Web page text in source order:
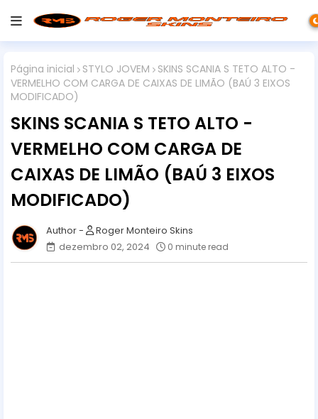
Página inicial STYLO JOVEM
SKINS SCANIA S TETO ALTO -
VERMELHO COM CARGA DE CAIXAS DE LIMÃO (BAÚ 3 EIXOS
MODIFICADO)
SKINS SCANIA S TETO ALTO -
VERMELHO COM CARGA DE
CAIXAS DE LIMÃO (BAÚ 3 EIXOS
MODIFICADO)
Roger Monteiro Skins
dezembro 02, 2024
0 minute read